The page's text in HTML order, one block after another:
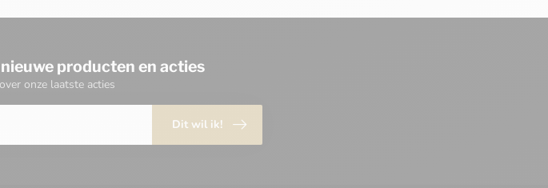
producten en acties
onze laatste acties
Dit wil ik!